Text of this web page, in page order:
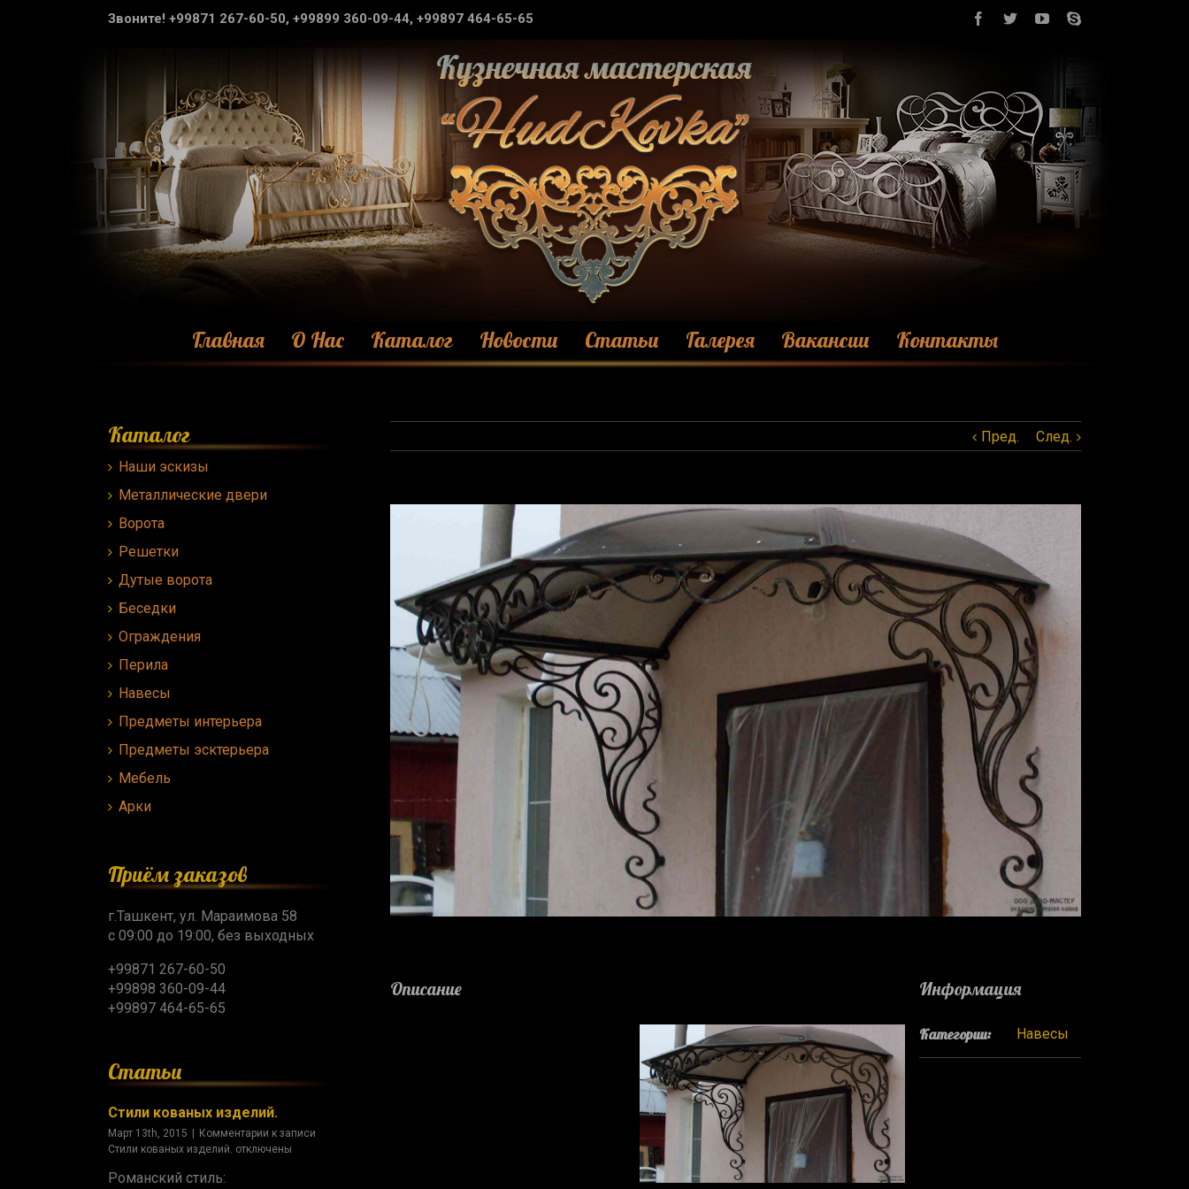
Звоните! +99871 267-60-50, +99899 360-09-44, +99897 464-65-65
Главная О Нас Каталог Новости Статьи Галерея Вакансии Контакты
Пред. След.
Описание Информация
Категории: Навесы
Каталог
Наши эскизы
Металлические двери
Ворота
Решетки
Дутые ворота
Беседки
Ограждения
Перила
Навесы
Предметы интерьера
Предметы эсктерьера
Мебель
Арки
Приём заказов
г.Ташкент, ул. Мараимова 58
с 09:00 до 19:00, без выходных
+99871 267-60-50
+99898 360-09-44
+99897 464-65-65
Статьи
Стили кованых изделий.
Март 13th, 2015 Комментарии к записи
Стили кованых изделий. отключены
Романский стиль: